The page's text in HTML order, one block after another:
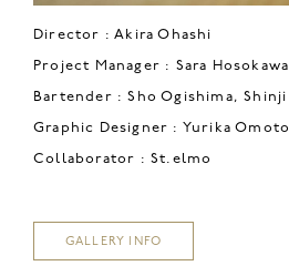
Director : Akira Ohashi
Project Manager : Sara Hosokawa
Bartender : Sho Ogishima,
Graphic Designer : Yurika Omoto
Collaborator : St.elmo
GALLERY INFO